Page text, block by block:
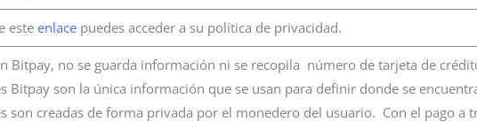
esteenlacepuedes acceder a su política de privacidad.
Bitpay, no se guarda información ni se recopila número de tarjeta de
Bitpay son la única información que se usan para definir donde se
son creadas de forma privada por el monedero del usuario. Con el pago a